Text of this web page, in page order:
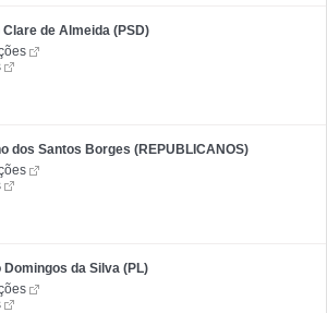
de Almeida (PSD)
dos Santos Borges (REPUBLICANOS)
Domingos da Silva (PL)